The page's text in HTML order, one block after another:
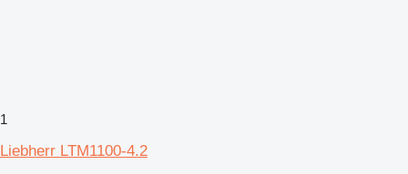
1
Liebherr LTM1100-4.2